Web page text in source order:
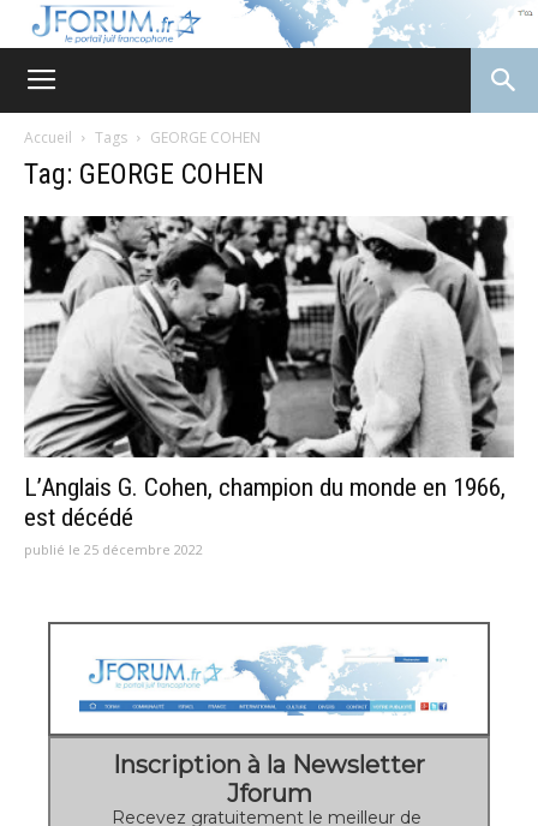
Accueil Tags GEORGE COHEN
Tag: GEORGE COHEN
L’Anglais G. Cohen, champion du monde en 1966,
est décédé
publié le 25 décembre 2022
Inscription à la Newsletter
Jforum
Recevez gratuitement le meilleur de